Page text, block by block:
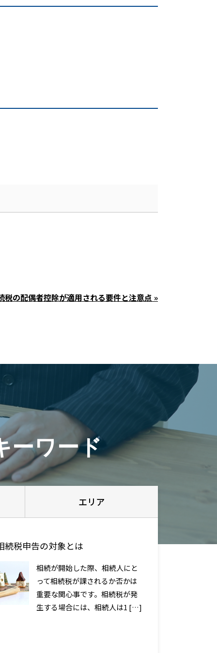
税の配偶者控除が適用される要件と注意点 »
ーワード
エリア
続税申告の対象とは
相続が開始した際、相続人にと
って相続税が課されるか否かは
重要な関心事です。相続税が発
生する場合には、相続人は1 […]